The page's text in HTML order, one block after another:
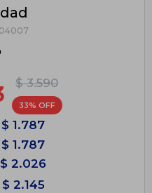
$ 3.590
33
$ 1.787
$ 1.787
$ 2.026
$ 2.145